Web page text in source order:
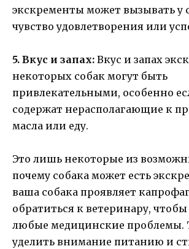
экскременты может вызывать у
чувство удовлетворения или
5. Вкус и запах: Вкус и запах
некоторых собак могут быть
привлекательными, особенно
содержат нерасполагающие к
масла или еду.
Это лишь некоторые из
почему собака может есть
ваша собака проявляет
обратиться к ветеринару,
любые медицинские проблемы.
уделить внимание питанию и